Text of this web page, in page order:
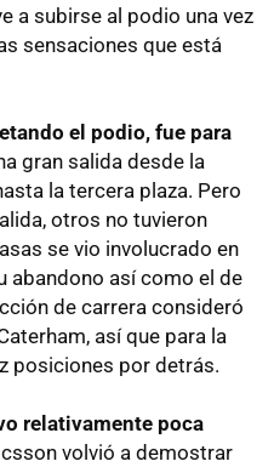
a subirse al podio una vez
sensaciones que está
el podio, fue para
gran salida desde la
la tercera plaza. Pero
otros no tuvieron
se vio involucrado en
abandono así como el de
de carrera consideró
así que para la
posiciones por detrás.
relativamente poca
volvió a demostrar